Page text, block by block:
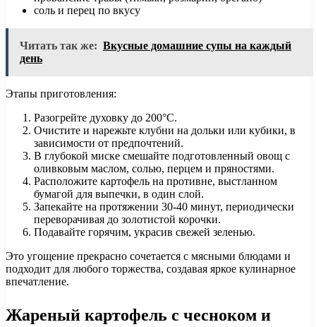
соль и перец по вкусу
Читать так же: Вкусные домашние супы на каждый
день
Этапы приготовления:
Разогрейте духовку до 200°C.
Очистите и нарежьте клубни на дольки или кубики, в
зависимости от предпочтений.
В глубокой миске смешайте подготовленный овощ с
оливковым маслом, солью, перцем и пряностями.
Расположите картофель на противне, выстланном
бумагой для выпечки, в один слой.
Запекайте на протяжении 30-40 минут, периодически
переворачивая до золотистой корочки.
Подавайте горячим, украсив свежей зеленью.
Это угощение прекрасно сочетается с мясными блюдами и
подходит для любого торжества, создавая яркое кулинарное
впечатление.
Жареный картофель с чесноком и